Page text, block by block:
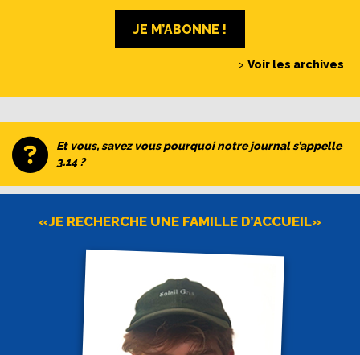
JE M’ABONNE !
> Voir les archives
Et vous, savez vous pourquoi notre journal s’appelle
3.14 ?
«JE RECHERCHE UNE FAMILLE D’ACCUEIL»